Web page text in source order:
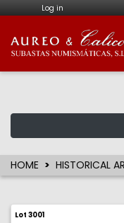
Log in
Aureo
HOME HISTORICAL
Lot 3001